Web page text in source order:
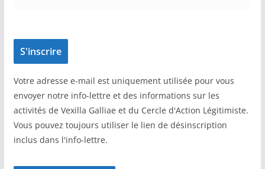
Votre adresse e-mail est uniquement utilisée pour vous
envoyer notre info-lettre et des informations sur les
activités de Vexilla Galliae et du Cercle d'Action Légitimiste.
Vous pouvez toujours utiliser le lien de désinscription
inclus dans l'info-lettre.